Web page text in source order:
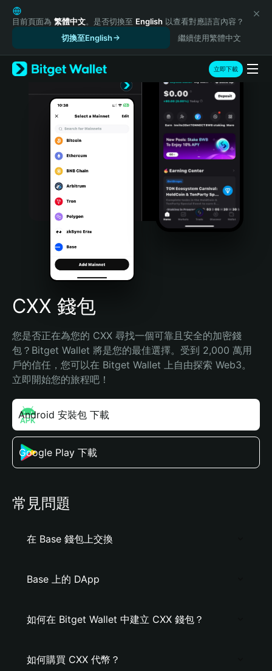
English
日本語
Русский
Español (Latinoamérica)
Türkçe
Português (Portugal)
Bahasa Indonesia
Português (Brasil)
Español (Argentina)
目前頁面為 繁體中文。是否切換至 English 以查看對應語言內容？
切換至English
繼續使用繁體中文
立即下載
CXX 錢包
您是否正在為您的 CXX 尋找一個可靠且安全的加密錢
包？Bitget Wallet 將是您的最佳選擇。受到 2,000 萬用
戶的信任，您可以在 Bitget Wallet 上自由探索 Web3。
立即開始您的旅程吧！
Android 安裝包 下載
Google Play 下載
常見問題
在 Base 錢包上交換
Base 上的 DApp
如何在 Bitget Wallet 中建立 CXX 錢包？
如何購買 CXX 代幣？